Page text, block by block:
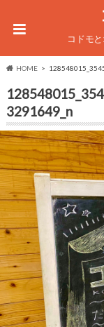
コドモ
HOME
3291649_n